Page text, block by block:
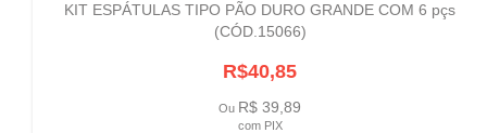
KIT ESPÁTULAS TIPO PÃO DURO GRANDE COM 6 pçs
(CÓD.15066)
R$40,85
Ou R$ 39,89
com PIX